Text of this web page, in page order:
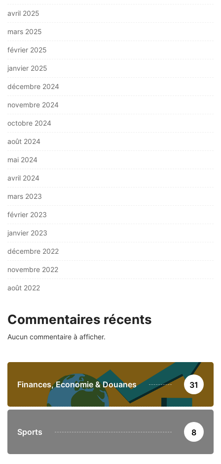
avril 2025
mars 2025
février 2025
janvier 2025
décembre 2024
novembre 2024
octobre 2024
août 2024
mai 2024
avril 2024
mars 2023
février 2023
janvier 2023
décembre 2022
novembre 2022
août 2022
Commentaires récents
Aucun commentaire à afficher.
Finances, Economie & Douanes 31
Sports 8